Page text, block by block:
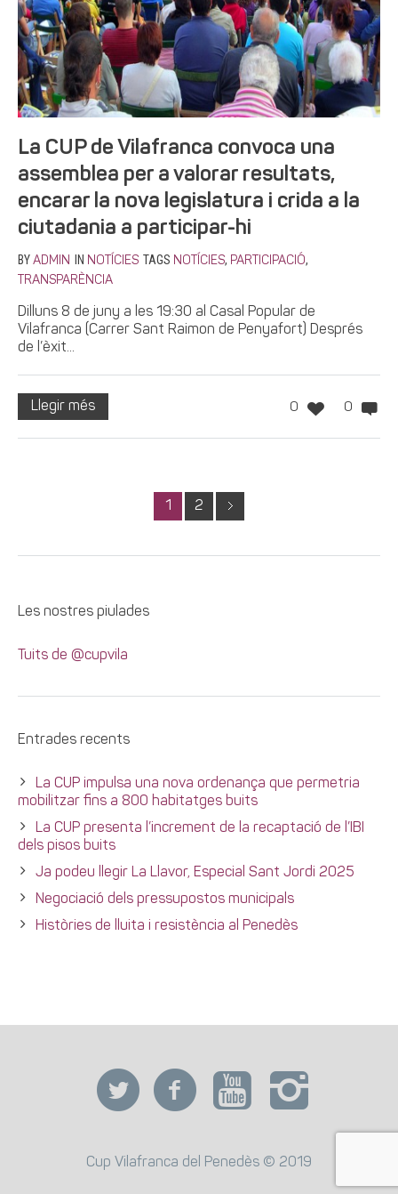
La CUP de Vilafranca convoca una
assemblea per a valorar resultats,
encarar la nova legislatura i crida a la
ciutadania a participar-hi
BY ADMIN IN NOTÍCIES TAGS NOTÍCIES, PARTICIPACIÓ,
TRANSPARÈNCIA
Dilluns 8 de juny a les 19:30 al Casal Popular de
Vilafranca (Carrer Sant Raimon de Penyafort) Després
de l’èxit...
0 0
Llegir més
1 2
Les nostres piulades
Tuits de @cupvila
Entrades recents
La CUP impulsa una nova ordenança que permetria
mobilitzar fins a 800 habitatges buits
La CUP presenta l’increment de la recaptació de l’IBI
dels pisos buits
Ja podeu llegir La Llavor, Especial Sant Jordi 2025
Negociació dels pressupostos municipals
Històries de lluita i resistència al Penedès
Cup Vilafranca del Penedès © 2019